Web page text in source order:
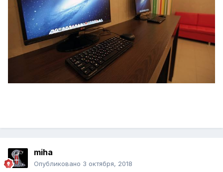
miha
Опубликовано 3 октября, 2018